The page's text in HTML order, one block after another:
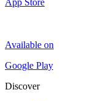
App Store
Available on
Google Play
Discover